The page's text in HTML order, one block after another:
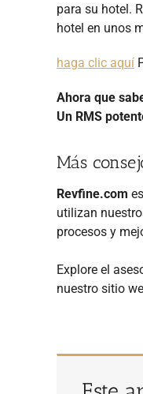
para su hotel.
hotel en unos
haga clic aquí
Ahora que
Un RMS
Más
Revfine.com
utilizan
procesos y
Explore el
nuestro sitio